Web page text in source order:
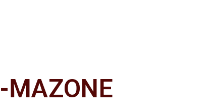
MAZONE